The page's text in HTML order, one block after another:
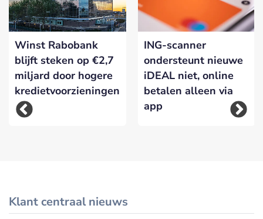
Winst Rabobank
blijft steken op €2,7
miljard door hogere
kredietvoorzieningen
ING-scanner
ondersteunt nieuwe
iDEAL niet, online
betalen alleen via
app
Klant centraal nieuws